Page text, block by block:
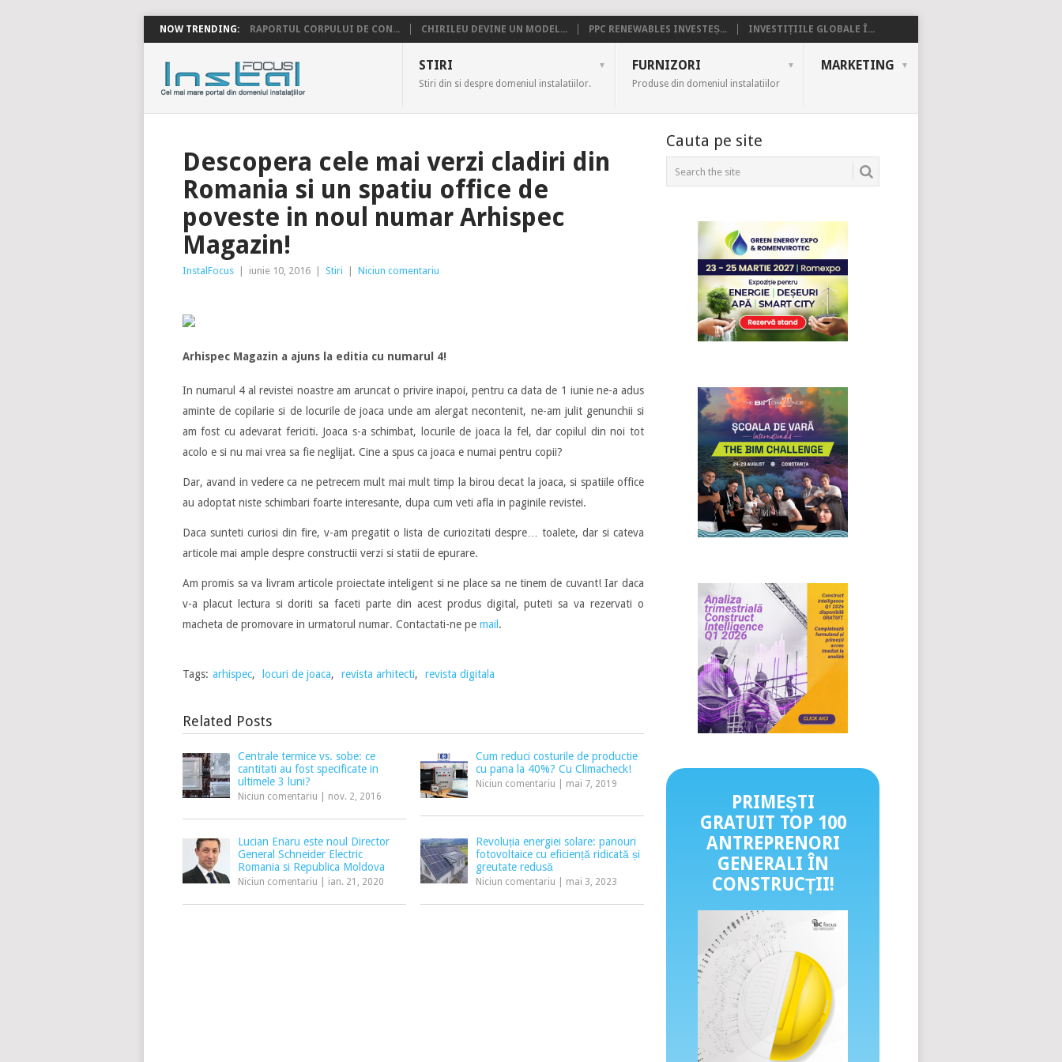
NOW TRENDING: RAPORTUL CORPULUI DE CON... CHIRILEU DEVINE UN MODEL... PPC RENEWABLES INVESTEȘ... INVESTIȚIILE GLOBALE Î...
INSTALFOCUS STIRI
Stiri din si despre domeniul instalatiilor.
FURNIZORI
Produse din domeniul instalatiilor
MARKETING
Descopera cele mai verzi cladiri din
Romania si un spatiu office de
poveste in noul numar Arhispec
Magazin!
InstalFocus iunie 10, 2016 Stiri Niciun comentariu
Arhispec Magazin a ajuns la editia cu numarul 4!
In numarul 4 al revistei noastre am aruncat o privire inapoi, pentru ca data de 1 iunie ne-a adus
aminte de copilarie si de locurile de joaca unde am alergat necontenit, ne-am julit genunchii si
am fost cu adevarat fericiti. Joaca s-a schimbat, locurile de joaca la fel, dar copilul din noi tot
acolo e si nu mai vrea sa fie neglijat. Cine a spus ca joaca e numai pentru copii?
Dar, avand in vedere ca ne petrecem mult mai mult timp la birou decat la joaca, si spatiile office
au adoptat niste schimbari foarte interesante, dupa cum veti afla in paginile revistei.
Daca sunteti curiosi din fire, v-am pregatit o lista de curiozitati despre… toalete, dar si cateva
articole mai ample despre constructii verzi si statii de epurare.
Am promis sa va livram articole proiectate inteligent si ne place sa ne tinem de cuvant! Iar daca
v-a placut lectura si doriti sa faceti parte din acest produs digital, puteti sa va rezervati o
macheta de promovare in urmatorul numar. Contactati-ne pe mail .
Tags: arhispec, locuri de joaca, revista arhitecti, revista digitala
Related Posts
Centrale termice vs. sobe: ce
cantitati au fost specificate in
ultimele 3 luni?
Niciun comentariu nov. 2, 2016
Cum reduci costurile de productie
cu pana la 40%? Cu Climacheck!
Niciun comentariu mai 7, 2019
Lucian Enaru este noul Director
General Schneider Electric
Romania si Republica Moldova
Niciun comentariu ian. 21, 2020
Revoluția energiei solare: panouri
fotovoltaice cu eficiență ridicată și
greutate redusă
Niciun comentariu mai 3, 2023
Cauta pe site
PRIMEȘTI
GRATUIT TOP 100
ANTREPRENORI
GENERALI ÎN
CONSTRUCȚII!